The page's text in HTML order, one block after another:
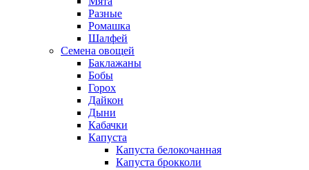
Разные
Ромашка
Шалфей
Семена овощей
Баклажаны
Бобы
Горох
Дайкон
Дыни
Кабачки
Капуста
Капуста белокочанная
Капуста брокколи